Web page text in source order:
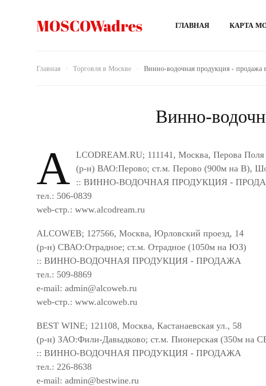
MOSCOWadres ГЛАВНАЯ КАРТА
Главная Торговля в Москве Винно-водочная продукция - продажа
Винно-
A LCODREAM.RU; 111141, Москва, Перова Поля
(р-н) ВАО:Перово; ст.м. Перово (900м на В),
:: ВИННО-ВОДОЧНАЯ ПРОДУКЦИЯ -
тел.: 506-0839
web-стр.: www.alcodream.ru
ALCOWEB; 127566, Москва, Юрловский проезд, 14
(р-н) СВАО:Отрадное; ст.м. Отрадное (1050м на ЮЗ)
:: ВИННО-ВОДОЧНАЯ ПРОДУКЦИЯ - ПРОДАЖА
тел.: 509-8869
e-mail: admin@alcoweb.ru
web-стр.: www.alcoweb.ru
BEST WINE; 121108, Москва, Кастанаевская ул., 58
(р-н) ЗАО:Фили-Давыдково; ст.м. Пионерская (350м на
:: ВИННО-ВОДОЧНАЯ ПРОДУКЦИЯ - ПРОДАЖА
тел.: 226-8638
e-mail: admin@bestwine.ru